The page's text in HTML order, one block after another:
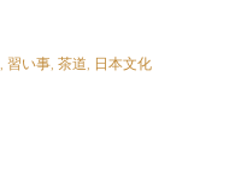
習い事 茶道 日本文化